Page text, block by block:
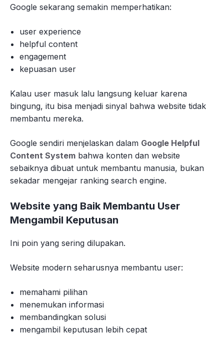
Google sekarang semakin memperhatikan:
user experience
helpful content
engagement
kepuasan user
Kalau user masuk lalu langsung keluar karena
bingung, itu bisa menjadi sinyal bahwa website tidak
membantu mereka.
Google sendiri menjelaskan dalam Google Helpful
Content System bahwa konten dan website
sebaiknya dibuat untuk membantu manusia, bukan
sekadar mengejar ranking search engine.
Website yang Baik Membantu User
Mengambil Keputusan
Ini poin yang sering dilupakan.
Website modern seharusnya membantu user:
memahami pilihan
menemukan informasi
membandingkan solusi
mengambil keputusan lebih cepat